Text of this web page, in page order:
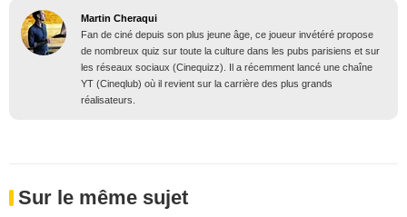
Martin Cheraqui
Fan de ciné depuis son plus jeune âge, ce joueur invétéré propose
de nombreux quiz sur toute la culture dans les pubs parisiens et sur
les réseaux sociaux (Cinequizz). Il a récemment lancé une chaîne
YT (Cineqlub) où il revient sur la carrière des plus grands
réalisateurs.
Sur le même sujet